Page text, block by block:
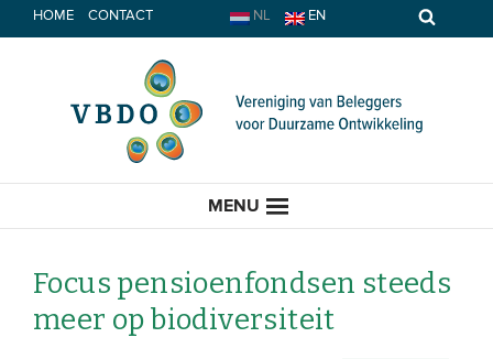
Spring
naar
HOME CONTACT NL EN
MENU
HOME
Focus pensioenfondsen steeds
meer op biodiversiteit